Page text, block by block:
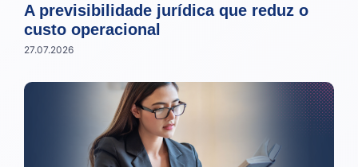
A previsibilidade jurídica que reduz o
custo operacional
27.07.2026